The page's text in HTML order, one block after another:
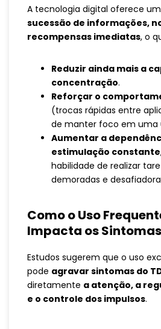
A tecnologia digital oferece
sucessão de informações,
recompensas imediatas, o
Reduzir ainda mais a
concentração.
Reforçar o
(trocas rápidas entre
de manter foco em uma
Aumentar a
estimulação constante
habilidade de realizar
demoradas e
Como o Uso
Impacta os Sintomas
Estudos sugerem que o uso
pode agravar sintomas do
diretamente a atenção, a
e o controle dos impulsos.